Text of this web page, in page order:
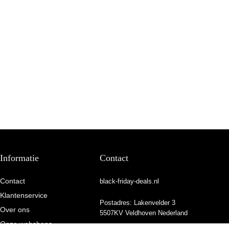
Informatie
Contact
Klantenservice
Over ons
Onze webshops
Contact
black-friday-deals.nl
Postadres: Lakenvelder 3
5507KV Veldhoven Nederland